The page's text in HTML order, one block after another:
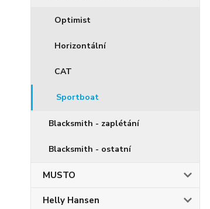
Optimist
Horizontální
CAT
Sportboat
Blacksmith - zaplétání
Blacksmith - ostatní
MUSTO
Helly Hansen